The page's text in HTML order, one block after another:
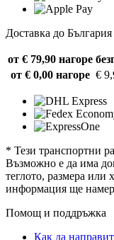
Доставка до България
от € 79,90 нагоре
от € 0,00 нагоре €
* Тези транспортни
Възможно е да има
теглото, размера или
информация ще
Помощ и поддръжка
Как да